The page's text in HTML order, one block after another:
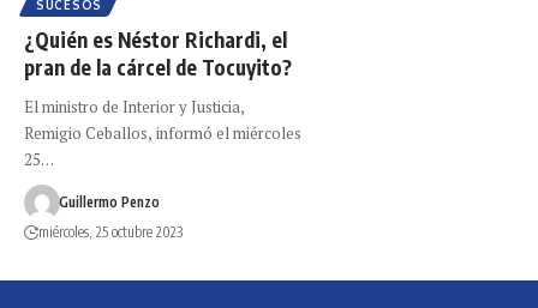
SUCESOS
¿Quién es Néstor Richardi, el
pran de la cárcel de Tocuyito?
El ministro de Interior y Justicia,
Remigio Ceballos, informó el miércoles
25…
Guillermo Penzo
miércoles, 25 octubre 2023